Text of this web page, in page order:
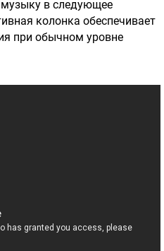
музыку в следующее
колонка обеспечивает
при обычном уровне